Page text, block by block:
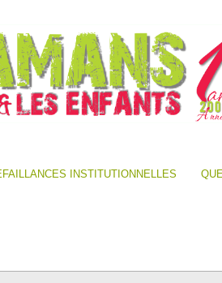
INSTITUTIONNELLES